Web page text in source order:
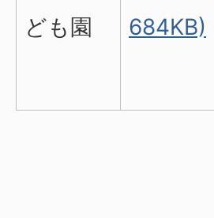
ども園
684KB)